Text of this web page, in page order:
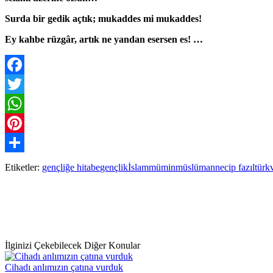
Surda bir gedik açtık; mukaddes mi mukaddes!
Ey kahbe rüzgâr, artık ne yandan esersen es! …
Facebook
Twitter
WhatsApp
Pinterest
Paylaş
Etiketler: gençliğe hitabegençlikİslammüminmüslümannecip fazıltürk
İlginizi Çekebilecek Diğer Konular
Cihadı anlımızın çatına vurduk